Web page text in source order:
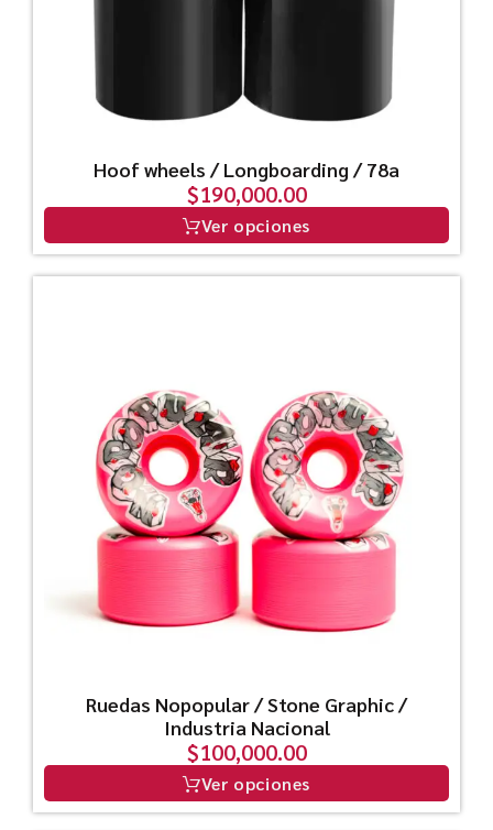
Hoof wheels / Longboarding / 78a
$190,000.00
Ver opciones
Ruedas Nopopular / Stone Graphic /
Industria Nacional
$100,000.00
Ver opciones